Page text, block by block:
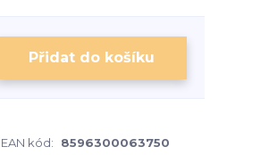
Přidat do košíku
EAN kód:
8596300063750